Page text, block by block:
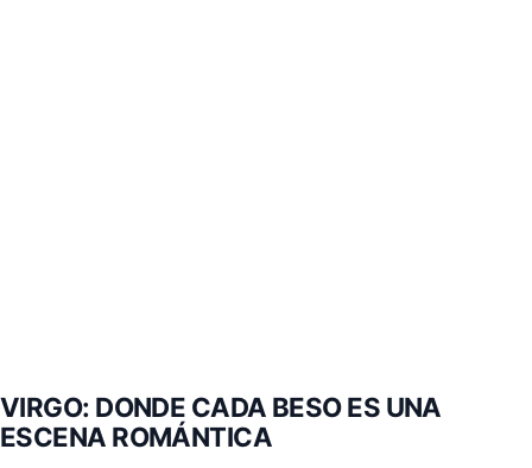
VIRGO: DONDE CADA BESO ES UNA
ESCENA ROMÁNTICA